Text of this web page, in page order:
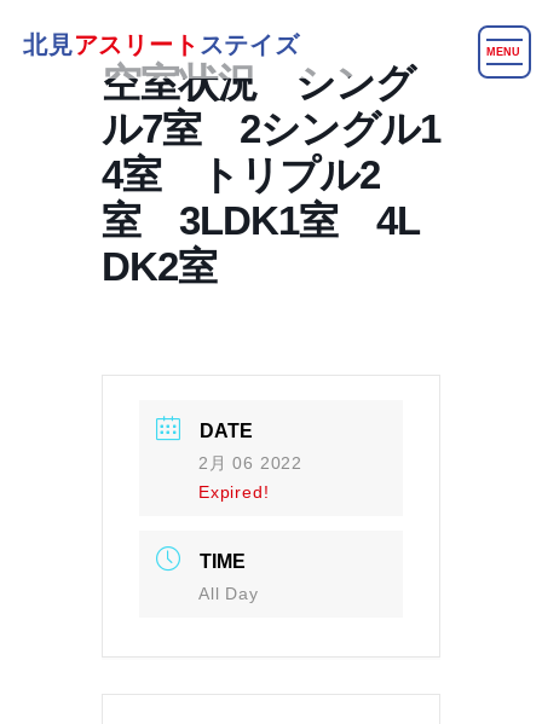
北見アスリート ステイズ MENU
空室状況 シング
ル7室 2シングル1
4室 トリプル2
室 3LDK1室 4L
DK2室
DATE
2月 06 2022
Expired!
TIME
All Day